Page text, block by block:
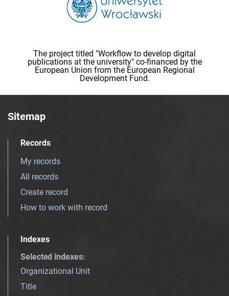
The project titled "Workflow to develop digital
publications at the university" co-financed by the
European Union from the European Regional
Development Fund.
Sitemap
Records
My records
All records
Create record
How to work with record
Indexes
Selected indexes:
Organizational Unit
Title